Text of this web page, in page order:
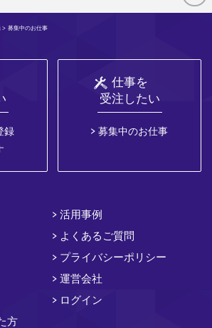
> 募集中のお仕事
録
仕事を
受注したい
募集中のお仕事
活用事例
よくあるご質問
プライバシーポリシー
運営会社
ログイン
方